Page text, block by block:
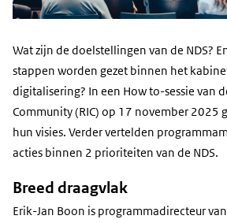
Wat zijn de doelstellingen van de NDS?
stappen worden gezet binnen het
digitalisering? In een How to-sessie van
Community (RIC) op 17 november 2025
hun visies. Verder vertelden
acties binnen 2 prioriteiten van de NDS.
Breed draagvlak
Erik-Jan Boon is programmadirecteur